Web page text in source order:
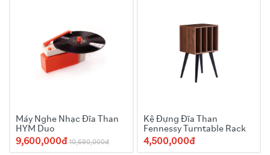
Máy Nghe Nhạc Đĩa Than
HYM Duo
9,600,000đ 10,690,000đ
Kệ Đựng Đĩa Than
Fennessy Turntable Rack
4,500,000đ